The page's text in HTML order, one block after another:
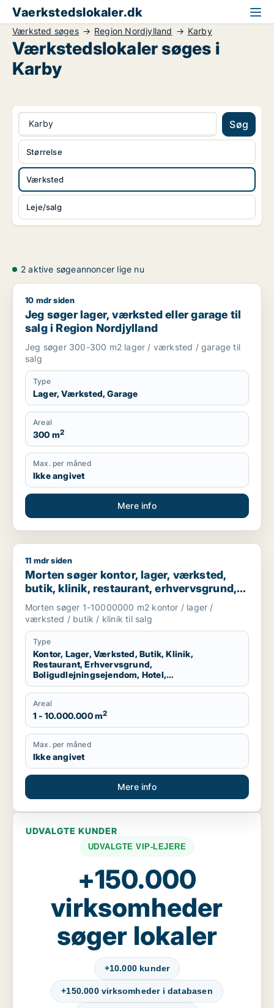
Vaerkstedslokaler.dk
Værksted søges Region Nordjylland Karby
Værkstedslokaler søges i
Karby
Karby Søg
Værksted
Leje/salg
Størrelse
2 aktive søgeannoncer lige nu
Jeg søger lager, værksted eller garage til salg i Region
10 mdr siden
Jeg søger lager, værksted eller garage til
salg i Region Nordjylland
Jeg søger 300-300 m2 lager / værksted / garage til
salg
Type
Lager, Værksted, Garage
Areal
300 m2
Max. per måned
Ikke angivet
Mere info
Morten søger kontor, lager, værksted, butik, klinik,
11 mdr siden
Morten søger kontor, lager, værksted,
butik, klinik, restaurant, erhvervsgrund,
boligudlejningsejendom, hotel eller
produktionslokaler til salg i Region
Nordjylland
Morten søger 1-10000000 m2 kontor / lager /
værksted / butik / klinik til salg
Type
Kontor, Lager, Værksted, Butik, Klinik,
Restaurant, Erhvervsgrund,
Boligudlejningsejendom, Hotel,
Produktionslokaler
Areal
1 - 10.000.000 m2
Max. per måned
Ikke angivet
Mere info
UDVALGTE KUNDER
UDVALGTE VIP-LEJERE
+150.000
virksomheder
søger lokaler
+10.000 kunder
+150.000 virksomheder i databasen